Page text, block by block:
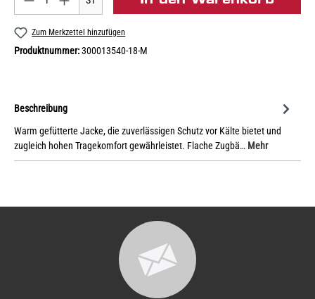
Zum Merkzettel hinzufügen
Produktnummer:300013540-18-M
Beschreibung
Warm gefütterte Jacke, die zuverlässigen Schutz vor Kälte bietet und
zugleich hohen Tragekomfort gewährleistet. Flache Zugbä… Mehr